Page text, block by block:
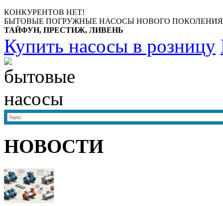
КОНКУРЕНТОВ НЕТ!
БЫТОВЫЕ ПОГРУЖНЫЕ НАСОСЫ НОВОГО
ТАЙФУН, ПРЕСТИЖ, ЛИВЕНЬ
Купить насосы в розницу
НОВОСТИ